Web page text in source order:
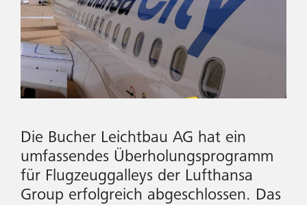
Die Bucher Leichtbau AG hat ein
umfassendes Überholungsprogramm
für Flugzeuggalleys der Lufthansa
Group erfolgreich abgeschlossen. Das